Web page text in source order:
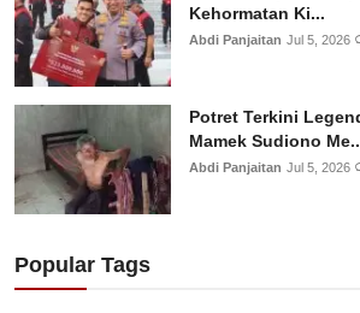
Kehormatan Ki...
Abdi Panjaitan Jul 5, 2026
Potret Terkini
Mamek Sudiono
Abdi Panjaitan Jul 5, 2026
Popular Tags